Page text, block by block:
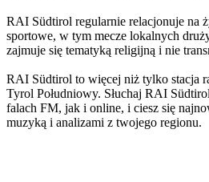
RAI Südtirol regularnie relacjonuje na
sportowe, w tym mecze lokalnych
zajmuje się tematyką religijną i nie
RAI Südtirol to więcej niż tylko stacja
Tyrol Południowy. Słuchaj RAI
falach FM, jak i online, i ciesz się
muzyką i analizami z twojego regionu.